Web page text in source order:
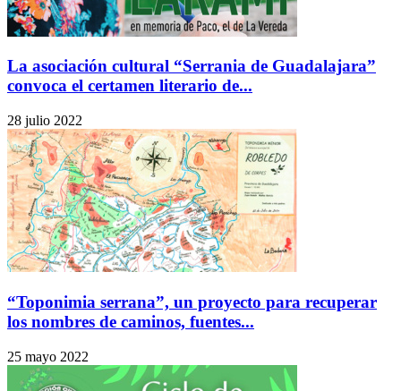
La asociación cultural “Serrania de Guadalajara”
convoca el certamen literario de...
28 julio 2022
“Toponimia serrana”, un proyecto para recuperar
los nombres de caminos, fuentes...
25 mayo 2022